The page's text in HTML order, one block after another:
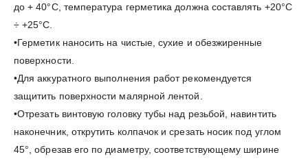
до + 40°С, температура герметика должна составлять +20°C
÷ +25°C.
•Герметик наносить на чистые, сухие и обезжиренные
поверхности.
•Для аккуратного выполнения работ рекомендуется
защитить поверхности малярной лентой.
•Отрезать винтовую головку тубы над резьбой, навинтить
наконечник, открутить колпачок и срезать носик под углом
45°, обрезав его по диаметру, соответствующему ширине